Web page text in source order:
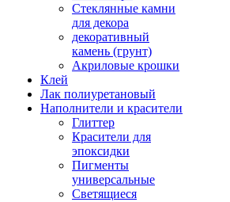
Стеклянные камни
для декора
декоративный
камень (грунт)
Акриловые крошки
Клей
Лак полиуретановый
Наполнители и красители
Глиттер
Красители для
эпоксидки
Пигменты
универсальные
Светящиеся